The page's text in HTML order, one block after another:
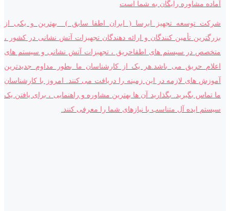
آماده مشاوره رایگان به شما است
شرکت توسعه تجهیز ایرسا ( ایران اطفا سابق ) بهترین و یکی از
بزرگترین تأمین کنندگان و ارائه دهندگان تجهیزات آتش نشانی در کشور ،
متخصص در سیستم های اطفاحریق ، تجهیزات آتش نشانی و سیستم های
اعلام حریق می باشد.هر یک از کارشناسان ما بطور مداوم جدیدترین
آموزش های لازمه در این زمینه را دریافت می کنند. امروز با کارشناسان
ما تماس بگیرید. بگذارید آن ها بهترین مشاوره و راهنمایی ، برای یافتن یک
سیستم ایده آل متناسب با نیازهای شما را معرفی کنند.